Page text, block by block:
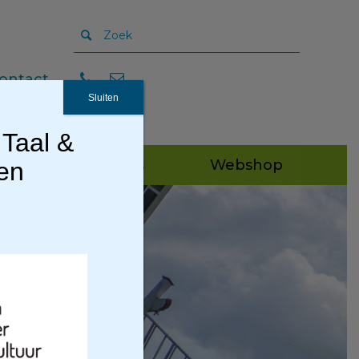
Publicaties Webshop
&
Sluiten